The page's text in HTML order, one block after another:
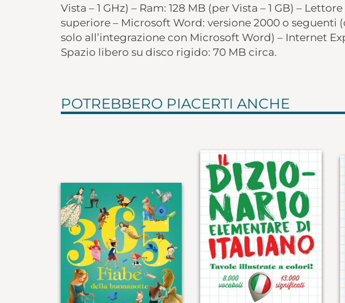
Vista – 1 GHz) – Ram: 128 MB (per Vista – 1 GB) –
superiore – Microsoft Word: versione 2000 o seguenti
solo all’integrazione con Microsoft Word) – Internet
Spazio libero su disco rigido: 70 MB circa.
POTREBBERO PIACERTI ANCHE